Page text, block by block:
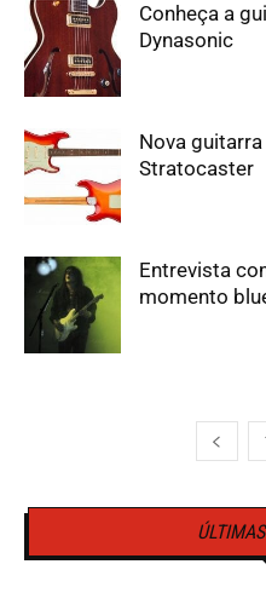
Conheça a
Dynasonic
Nova
Stratocaster
Entrevista
momento